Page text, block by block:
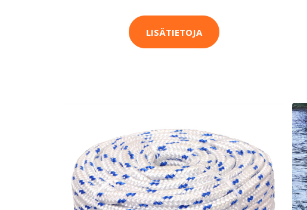
LISÄTIETOJA